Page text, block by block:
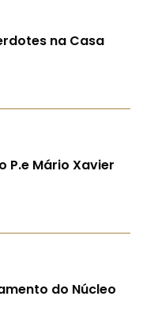
na Casa
P.e Mário Xavier
do Núcleo